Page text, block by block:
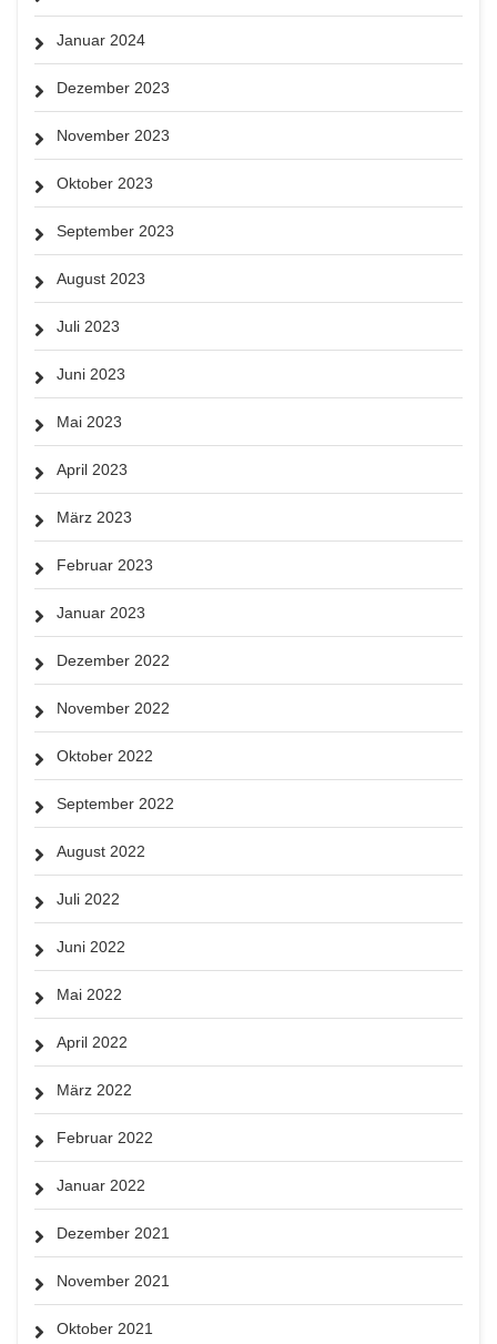
Januar 2024
Dezember 2023
November 2023
Oktober 2023
September 2023
August 2023
Juli 2023
Juni 2023
Mai 2023
April 2023
März 2023
Februar 2023
Januar 2023
Dezember 2022
November 2022
Oktober 2022
September 2022
August 2022
Juli 2022
Juni 2022
Mai 2022
April 2022
März 2022
Februar 2022
Januar 2022
Dezember 2021
November 2021
Oktober 2021